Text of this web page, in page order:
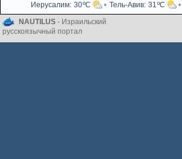
Иерусалим 30 Тель-Авив 31
NAUTILUS - Израильский
русскоязычный портал